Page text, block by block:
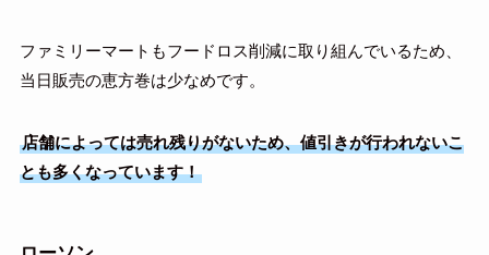
ファミリーマートもフードロス削減に取り組んでいるため、
当日販売の恵方巻は少なめです。
店舗によっては売れ残りがないため、値引きが行われないこ
とも多くなっています！